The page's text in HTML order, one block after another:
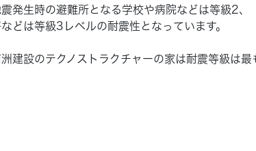
発生時の避難所となる学校や病院などは等級2、
どは等級3レベルの耐震性となっています。
建設のテクノストラクチャーの家は耐震等級は最